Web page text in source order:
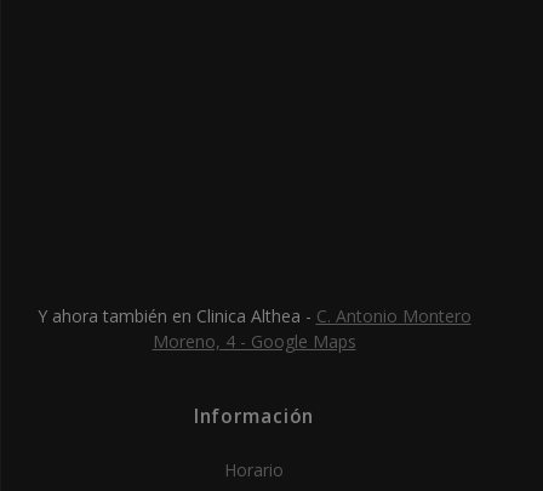
Y ahora también en Clinica Althea - C. Antonio Montero
Moreno, 4 - Google Maps
Información
Horario